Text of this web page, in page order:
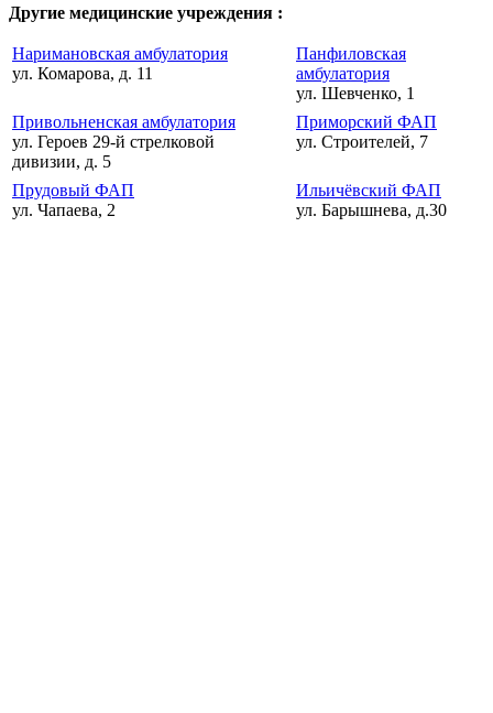
Другие медицинские учреждения :
Наримановская амбулатория
ул. Комарова, д. 11
Панфиловская
амбулатория
ул. Шевченко, 1
Привольненская амбулатория
ул. Героев 29-й стрелковой
дивизии, д. 5
Приморский ФАП
ул. Строителей, 7
Прудовый ФАП
ул. Чапаева, 2
Ильичёвский ФАП
ул. Барышнева, д.30